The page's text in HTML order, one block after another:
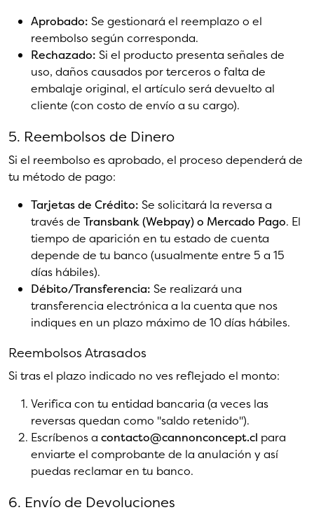
Aprobado: Se gestionará el reemplazo o el
reembolso según corresponda.
Rechazado: Si el producto presenta señales de
uso, daños causados por terceros o falta de
embalaje original, el artículo será devuelto al
cliente (con costo de envío a su cargo).
5. Reembolsos de Dinero
Si el reembolso es aprobado, el proceso dependerá de
tu método de pago:
Tarjetas de Crédito: Se solicitará la reversa a
través de Transbank (Webpay) o Mercado Pago. El
tiempo de aparición en tu estado de cuenta
depende de tu banco (usualmente entre 5 a 15
días hábiles).
Débito/Transferencia: Se realizará una
transferencia electrónica a la cuenta que nos
indiques en un plazo máximo de 10 días hábiles.
Reembolsos Atrasados
Si tras el plazo indicado no ves reflejado el monto:
Verifica con tu entidad bancaria (a veces las
reversas quedan como "saldo retenido").
Escríbenos a contacto@cannonconcept.cl para
enviarte el comprobante de la anulación y así
puedas reclamar en tu banco.
6. Envío de Devoluciones